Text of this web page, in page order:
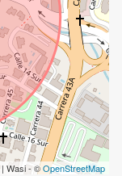
| Wasi - ©OpenStreetMap